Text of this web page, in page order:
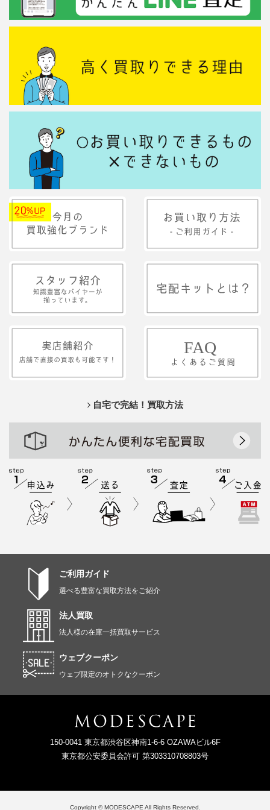
自宅で完結！買取方法
ご利用ガイド
選べる豊富な買取方法をご紹介
法人買取
法人様の在庫一括買取サービス
ウェブクーポン
ウェブ限定のオトクなクーポン
150-0041 東京都渋谷区神南1-6-6 OZAWAビル6F
東京都公安委員会許可 第303310708803号
Copyright © MODESCAPE All Rights Reserved.